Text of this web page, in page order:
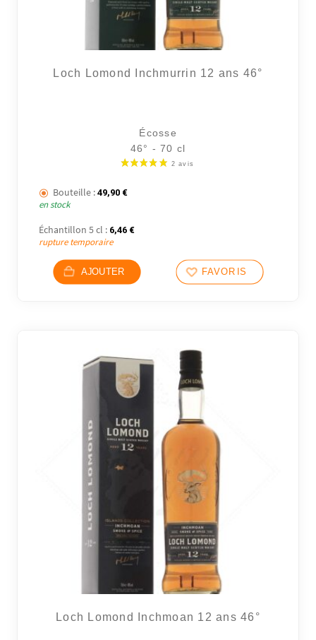
Loch Lomond Inchmurrin 12 ans 46°
Écosse
46° - 70 cl
Bouteille : 49,90 €
en stock
Échantillon 5 cl : 6,46 €
rupture temporaire
AJOUTER FAVORIS
Loch Lomond Inchmoan 12 ans 46°